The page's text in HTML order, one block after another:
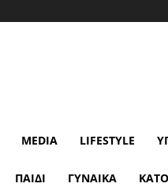
MEDIA LIFESTYLE
ΠΑΙΔΙ ΓΥΝΑΙΚΑ